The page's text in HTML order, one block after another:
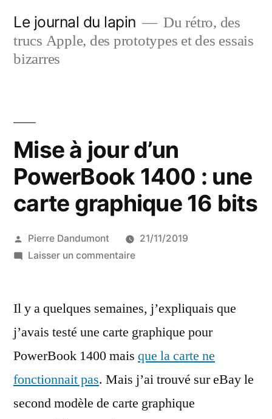
contenu
Le journal du lapin
Du rétro, des
trucs Apple, des prototypes et des essais
bizarres
Mise à jour d’un
PowerBook 1400 : une
carte graphique 16 bits
Publié
par
Pierre Dandumont
21/11/2019
Laisser un commentairesur
jour
PowerBook
1400
une
carte
Il y a quelques semaines, j’expliquais que
j’avais testé une carte graphique pour
PowerBook 1400 mais que la carte ne
fonctionnait pas. Mais j’ai trouvé sur eBay le
second modèle de carte graphique